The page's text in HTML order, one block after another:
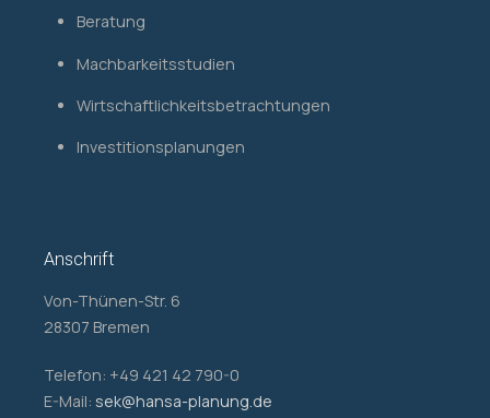
Beratung
Machbarkeitsstudien
Wirtschaftlichkeitsbetrachtungen
Investitionsplanungen
Anschrift
Von-Thünen-Str. 6
28307 Bremen
Telefon: +49 421 42 790-0
E-Mail: sek@hansa-planung.de